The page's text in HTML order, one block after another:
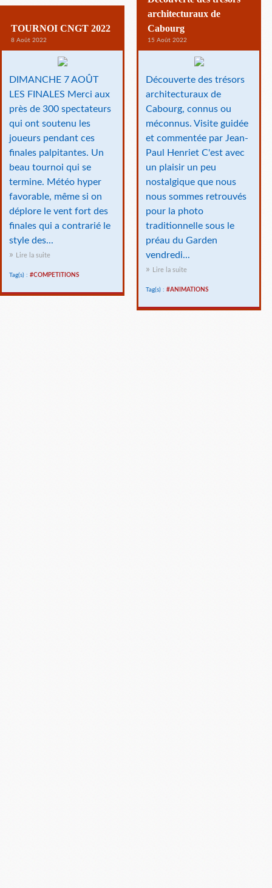
architecturaux de
Cabourg
15 Août 2022
Découverte des trésors
architecturaux de
Cabourg, connus ou
méconnus. Visite guidée
et commentée par Jean-
Paul Henriet C'est avec
un plaisir un peu
nostalgique que nous
nous sommes retrouvés
pour la photo
traditionnelle sous le
préau du Garden
vendredi...
Lire la suite
Tag(s) : #ANIMATIONS
TOURNOI CNGT 2022
8 Août 2022
DIMANCHE 7 AOÛT
LES FINALES Merci aux
près de 300 spectateurs
qui ont soutenu les
joueurs pendant ces
finales palpitantes. Un
beau tournoi qui se
termine. Météo hyper
favorable, même si on
déplore le vent fort des
finales qui a contrarié le
style des...
Lire la suite
Tag(s) : #COMPETITIONS